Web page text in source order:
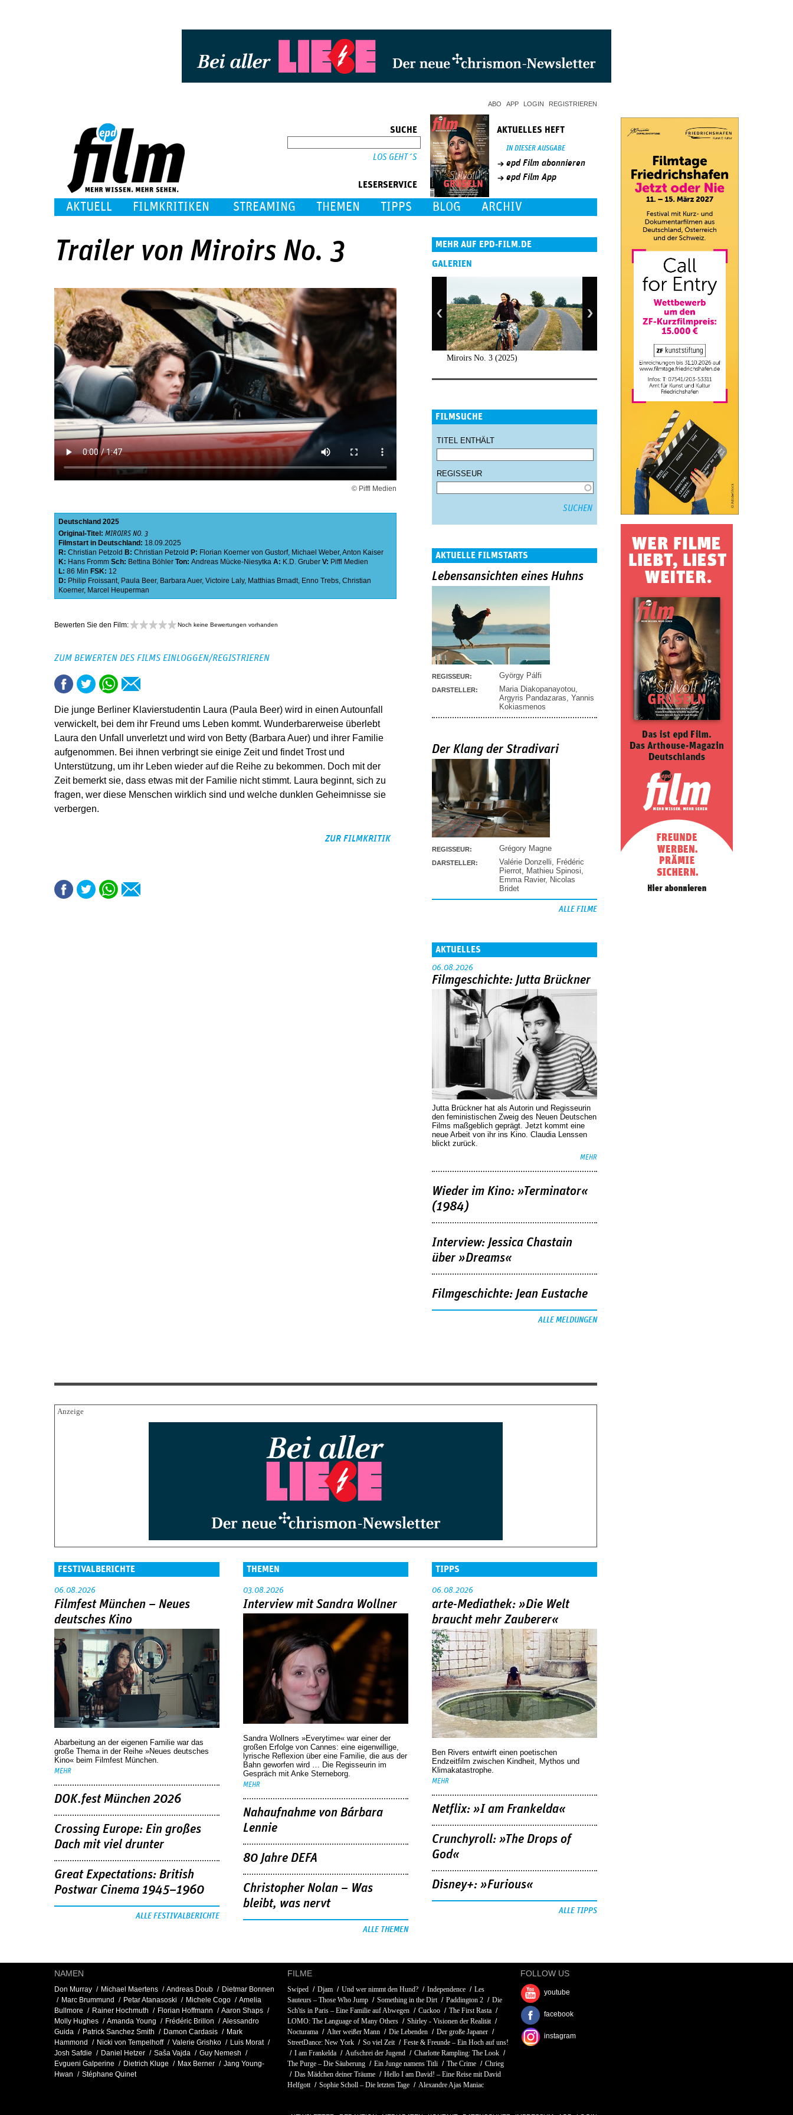
ABO APP LOGIN REGISTRIEREN
SUCHE
LESERSERVICE
AKTUELLES HEFT
IN DIESER AUSGABE
epd Film abonnieren
epd Film App
AKTUELL FILMKRITIKEN STREAMING THEMEN TIPPS BLOG ARCHIV
Trailer von Miroirs No. 3
© Piffl Medien
Deutschland 2025
Original-Titel: MIROIRS NO. 3
Filmstart in Deutschland: 18.09.2025
R: Christian Petzold B: Christian Petzold P: Florian Koerner von Gustorf, Michael Weber,Anton Kaiser
K: Hans Fromm Sch: Bettina Böhler Ton: Andreas Mücke-Niesytka A: K.D. Gruber V: Piffl Medien
L: 86 Min FSK: 12
D: Philip Froissant, Paula Beer, Barbara Auer, Victoire Laly, Matthias Brnadt, Enno Trebs, Christian
Koerner, Marcel Heuperman
Bewerten Sie den Film: Noch keine Bewertungen vorhanden
ZUM BEWERTEN DES FILMS EINLOGGEN/REGISTRIEREN
Die junge Berliner Klavierstudentin Laura (Paula Beer) wird in einen Autounfall
verwickelt, bei dem ihr Freund ums Leben kommt. Wunderbarerweise überlebt
Laura den Unfall unverletzt und wird von Betty (Barbara Auer) und ihrer Familie
aufgenommen. Bei ihnen verbringt sie einige Zeit und findet Trost und
Unterstützung, um ihr Leben wieder auf die Reihe zu bekommen. Doch mit der
Zeit bemerkt sie, dass etwas mit der Familie nicht stimmt. Laura beginnt, sich zu
fragen, wer diese Menschen wirklich sind und welche dunklen Geheimnisse sie
verbergen.
ZUR FILMKRITIK
MEHR AUF EPD-FILM.DE
GALERIEN
Miroirs No. 3 (2025)
FILMSUCHE
TITEL ENTHÄLT
REGISSEUR
AKTUELLE FILMSTARTS
Lebensansichten eines Huhns
REGISSEUR: György Pálfi
DARSTELLER: Maria Diakopanayotou
Argyris Pandazaras Yannis
Kokiasmenos
Der Klang der Stradivari
REGISSEUR: Grégory Magne
DARSTELLER: Valérie Donzelli
Frédéric
Pierrot Mathieu Spinosi
Emma Ravier, Nicolas
Bridet
ALLE FILME
AKTUELLES
06.08.2026
Filmgeschichte: Jutta Brückner
Jutta Brückner hat als Autorin und Regisseurin
den feministischen Zweig des Neuen Deutschen
Films maßgeblich geprägt. Jetzt kommt eine
neue Arbeit von ihr ins Kino. Claudia Lenssen
blickt zurück.
MEHR
Wieder im Kino: »Terminator«
(1984)
Interview: Jessica Chastain
über »Dreams«
Filmgeschichte: Jean Eustache
ALLE MELDUNGEN
FESTIVALBERICHTE
06.08.2026
Filmfest München – Neues
deutsches Kino
Abarbeitung an der eigenen Familie war das
große Thema in der Reihe »Neues deutsches
Kino« beim Filmfest München.
MEHR
DOK.fest München 2026
Crossing Europe: Ein großes
Dach mit viel drunter
Great Expectations: British
Postwar Cinema 1945–1960
ALLE FESTIVALBERICHTE
THEMEN
03.08.2026
Interview mit Sandra Wollner
Sandra Wollners »Everytime« war einer der
großen Erfolge von Cannes: eine eigenwillige,
lyrische Reflexion über eine ­Familie, die aus der
Bahn geworfen wird … Die Regisseurin im
Gespräch mit Anke Sterneborg.
MEHR
Nahaufnahme von Bárbara
Lennie
80 Jahre DEFA
Christopher Nolan – Was
bleibt, was nervt
ALLE THEMEN
TIPPS
06.08.2026
arte-Mediathek: »Die Welt
braucht mehr Zauberer«
Ben Rivers entwirft einen poetischen
Endzeitfilm zwischen Kindheit, Mythos und
Klimakatastrophe.
MEHR
Netflix: »I am Frankelda«
Crunchyroll: »The Drops of
God«
Disney+: »Furious«
ALLE TIPPS
NAMEN
Don Murray Michael Maertens Andreas Doub
Dietmar Bonnen
Marc Brummund
Petar Atanasoski Michele Cogo
Amelia
Bullmore
Rainer Hochmuth Florian Hoffmann
Aaron Shaps
Molly Hughes
Amanda Young Frédéric Brillon
Alessandro
Guida
Patrick Sanchez Smith Damon Cardasis
Mark
Hammond
Nicki von Tempelhoff Valerie Grishko
Luis Morat
Josh Safdie
Daniel Hetzer Saša Vajda
Guy Nemesh
Evgueni Galperine
Dietrich Kluge Max Berner
Jang Young-
Hwan
Stéphane Quinet
FILME
Swiped Djam Und wer nimmt den Hund? Independence
Les
Sauteurs – Those Who Jump
Something in the Dirt Paddington 2
Die
Sch'tis in Paris – Eine Familie auf Abwegen
Cuckoo
The First Rasta
LOMO: The Language of Many Others
Shirley - Visionen der Realität
Nocturama
Alter weißer Mann Die Lebenden
Der große Japaner
StreetDance: New York
So viel Zeit
Feste & Freunde – Ein Hoch auf uns!
I am Frankelda
Aufschrei der Jugend
Charlotte Rampling: The Look
The Purge – Die Säuberung
Ein Junge namens Titli The Crime
Chrieg
Das Mädchen deiner Träume
Hello I am David! – Eine Reise mit David
Helfgott
Sophie Scholl – Die letzten Tage Alexandre Ajas Maniac
FOLLOW US
youtube
facebook
instagram